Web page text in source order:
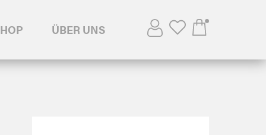
ÜBER UNS